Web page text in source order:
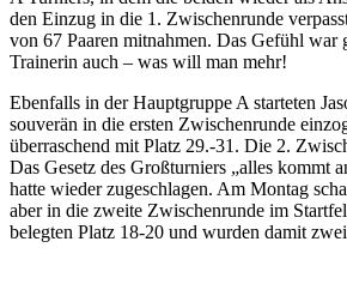
den Einzug in die 1. Zwischenrunde
von 67 Paaren mitnahmen. Das Gefühl war
Trainerin auch – was will man mehr!
Ebenfalls in der Hauptgruppe A starteten
souverän in die ersten Zwischenrunde
überraschend mit Platz 29.-31. Die 2.
Das Gesetz des Großturniers „alles kommt
hatte wieder zugeschlagen. Am Montag
aber in die zweite Zwischenrunde im
belegten Platz 18-20 und wurden damit